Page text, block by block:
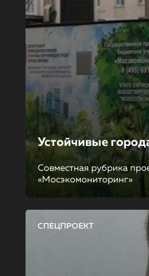
Устойчивые
Совместная рубрика
«Мосэкомониторинг»
СПЕЦПРОЕКТ